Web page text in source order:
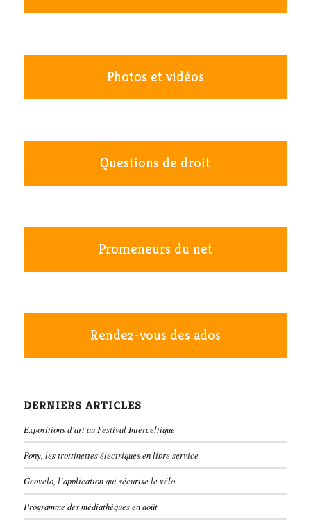
Photos et vidéos
Questions de droit
Promeneurs du net
Rendez-vous des ados
DERNIERS ARTICLES
Expositions d’art au Festival Interceltique
Pony, les trottinettes électriques en libre service
Geovelo, l’application qui sécurise le vélo
Programme des médiathèques en août